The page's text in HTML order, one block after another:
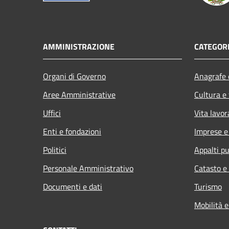
AMMINISTRAZIONE
Organi di Governo
Aree Amministrative
Uffici
Enti e fondazioni
Politici
Personale Amministrativo
Documenti e dati
Cultura
Vita
Imprese
Appalti
Catasto
Turismo
Mobilità